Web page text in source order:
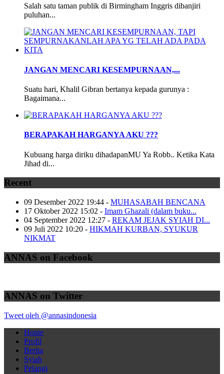
Salah satu taman publik di Birmingham Inggris dibanjiri
puluhan...
JANGAN MENCARI KESEMPURNAAN,...
Suatu hari, Khalil Gibran bertanya kepada gurunya :
Bagaimana...
BERAPAKAH HARGANYA AKU ???
Kubuang harga diriku dihadapanMU Ya Robb.. Ketika Kata
Jihad di...
Recent
09 Desember 2022 19:44 - MUHASABAH BENCANA
17 Oktober 2022 15:02 - Imam Ghazali (dalam buku...
04 September 2022 12:27 - REKAM JEJAK SYIAH DI...
09 Juli 2022 10:20 - HIKMAH KURBAN, SYUKUR
NIKMAT
ANNAS on Facebook
ANNAS on Twitter
Tweet oleh @annasindonesia
Home
Profil
Berita
Syiah
Pelangi